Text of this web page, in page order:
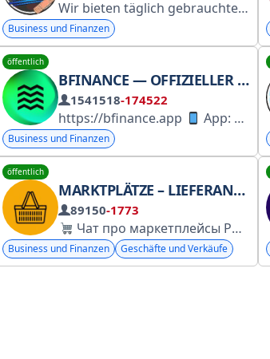
Wir bieten täglich gebrauchte, neuwertige Produkte mit Rabatten von bis zu 75 % an! KONTAKT: https://t.me/RisparmioOnlineNetwork „Als Amazon-Partner verdiene ich an qualifizierten Käufen.“
Business und Finanzen
öffentlich
BFINANCE — OFFIZIELLER KANAL
1541518-174522
https://bfinance.app App: @bfinancebot
Business und Finanzen
öffentlich
MARKTPLÄTZE – LIEFERANTEN-CHAT
89150-1773
Чат про маркетплейсы РФ: OZON, Beru, Wildberries, AliExpress и другие
Business und Finanzen Geschäfte und Verkäufe